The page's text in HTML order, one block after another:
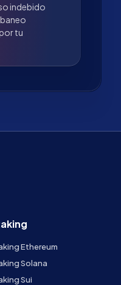
indebido
tu
Ethereum
Solana
Sui